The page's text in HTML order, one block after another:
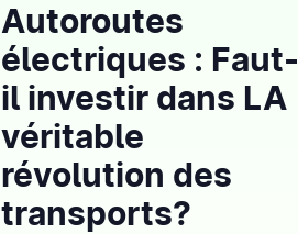
Autoroutes
électriques : Faut-
il investir dans LA
véritable
révolution des
transports?